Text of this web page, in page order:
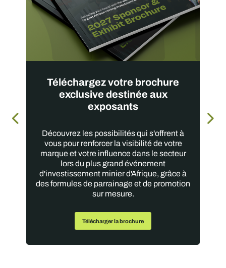
Téléchargez votre brochure
exclusive destinée aux
exposants
Découvrez les possibilités qui s'offrent à
vous pour renforcer la visibilité de votre
marque et votre influence dans le secteur
lors du plus grand événement
d'investissement minier d'Afrique, grâce à
des formules de parrainage et de promotion
sur mesure.
Télécharger la brochure